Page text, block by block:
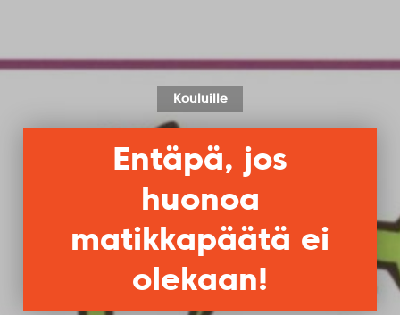
Kouluille
Entäpä, jos
huonoa
matikkapäätä ei
olekaan!